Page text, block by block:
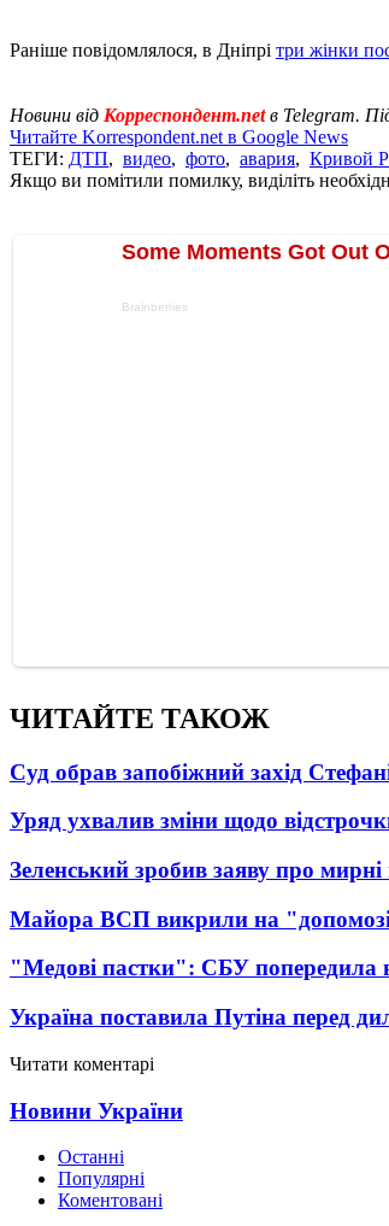
Раніше повідомлялося, в Дніпрі три жінки
Новини від Корреспондент.netв Telegram.
Читайте Korrespondent.net в Google News
ТЕГИ: ДТП, видео, фото, авария, Кривой
Якщо ви помітили помилку, виділіть
ЧИТАЙТЕ ТАКОЖ
Суд обрав запобіжний захід
Уряд ухвалив зміни щодо відстрочки
Зеленський зробив заяву про мирні
Майора ВСП викрили на
"Медові пастки": СБУ попередила
Україна поставила Путіна перед
Читати коментарі
Новини України
Останні
Популярні
Коментовані